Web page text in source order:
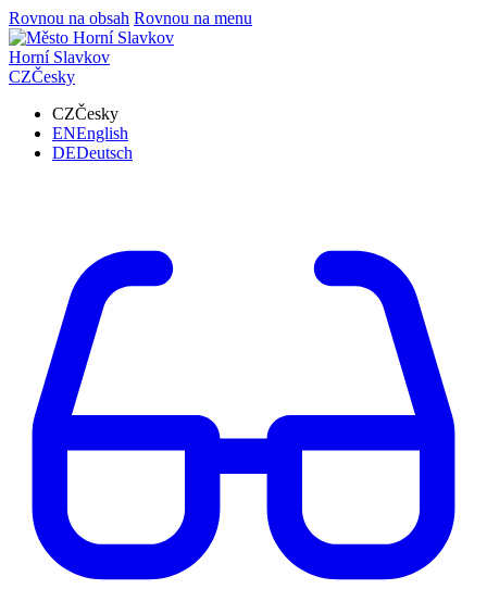
Rovnou na obsah Rovnou na menu
Horní Slavkov
CZČesky
CZČesky
ENEnglish
DEDeutsch